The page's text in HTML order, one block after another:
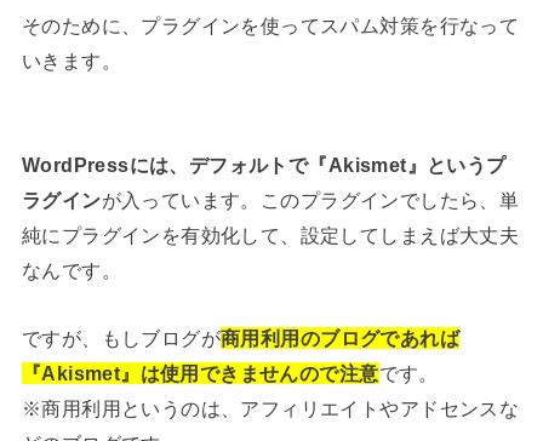
そのために、プラグインを使ってスパム対策を行なって
いきます。
WordPressには、デフォルトで『Akismet』というプ
ラグインが入っています。このプラグインでしたら、単
純にプラグインを有効化して、設定してしまえば大丈夫
なんです。
ですが、もしブログが商用利用のブログであれば
『Akismet』は使用できませんので注意です。
※商用利用というのは、アフィリエイトやアドセンスな